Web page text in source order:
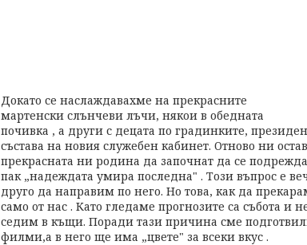
Докато се наслаждавахме на прекрасните
мартенски слънчеви лъчи, някои в обедната
почивка , а други с децата по градинките,
състава на новия служебен кабинет. Отново ни
прекрасната ни родина да започнат да се
пак „надеждата умира последна" . Този въпрос е
друго да направим по него. Но това, как да
само от нас . Като гледаме прогнозите са събота и
седим в къщи. Поради тази причина сме
филми,а в него ще има „цвете" за всеки вкус .